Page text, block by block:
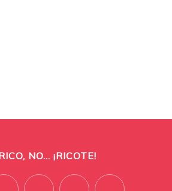
NO... ¡RICOTE!